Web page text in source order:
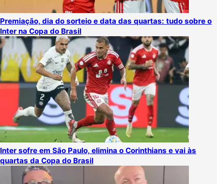
Premiação, dia do sorteio e data das quartas: tudo sobre o
Inter na Copa do Brasil
Inter sofre em São Paulo, elimina o Corinthians e vai às
quartas da Copa do Brasil